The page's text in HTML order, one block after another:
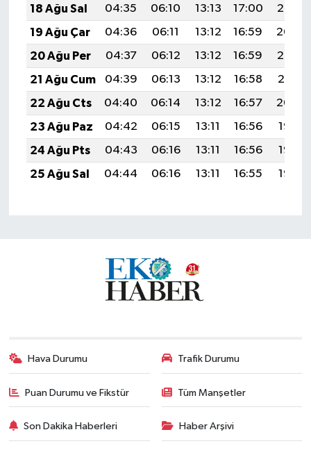
18 Ağu Sal
04:35 06:10 13:13 17:00
20:05
19 Ağu Çar
04:36 06:11 13:12 16:59
20:04
20 Ağu Per
04:37 06:12 13:12 16:59
20:03
21 Ağu Cum
04:39 06:13 13:12 16:58
20:01
22 Ağu Cts
04:40 06:14 13:12 16:57
20:00
23 Ağu Paz
04:42 06:15 13:11 16:56
19:58
24 Ağu Pts
04:43 06:16 13:11 16:56
19:57
25 Ağu Sal
04:44 06:16 13:11 16:55 19:55
Hava Durumu Trafik Durumu
Puan Durumu ve Fikstür Tüm Manşetler
Son Dakika Haberleri Haber Arşivi